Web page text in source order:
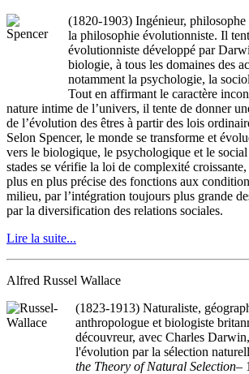
(1820-1903) Ingénieur,
la philosophie évolutionniste. Il
évolutionniste développé par
biologie, à tous les domaines des
notamment la psychologie, la
Tout en affirmant le caractère
nature intime de l’univers, il tente de donner
de l’évolution des êtres à partir des lois
Selon Spencer, le monde se transforme et
vers le biologique, le psychologique et le social
stades se vérifie la loi de complexité
plus en plus précise des fonctions aux
milieu, par l’intégration toujours plus grande
par la diversification des relations sociales.
Lire la suite...
Alfred Russel Wallace
(1823-1913) Naturaliste,
anthropologue et biologiste
découvreur, avec Charles
l'évolution par la sélection
the Theory of Natural Selection–